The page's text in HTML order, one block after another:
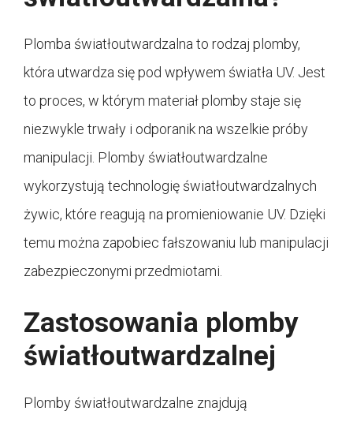
Plomba światłoutwardzalna to rodzaj plomby,
która utwardza się pod wpływem światła UV. Jest
to proces, w którym materiał plomby staje się
niezwykle trwały i odporanik na wszelkie próby
manipulacji. Plomby światłoutwardzalne
wykorzystują technologię światłoutwardzalnych
żywic, które reagują na promieniowanie UV. Dzięki
temu można zapobiec fałszowaniu lub manipulacji
zabezpieczonymi przedmiotami.
Zastosowania plomby
światłoutwardzalnej
Plomby światłoutwardzalne znajdują